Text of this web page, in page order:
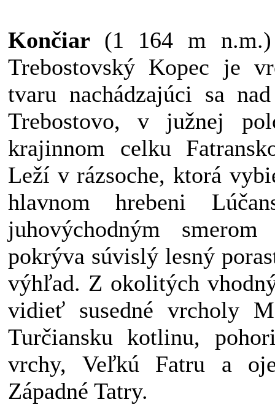
Končiar (1 164 m
Trebostovský Kopec je
tvaru nachádzajúci sa
Trebostovo, v južnej
krajinnom celku
Leží v rázsoche, ktorá
hlavnom hrebeni
juhovýchodným
pokrýva súvislý lesný
výhľad. Z okolitých
vidieť susedné vrcholy
Turčiansku kotlinu,
vrchy, Veľkú Fatru a
Západné Tatry.